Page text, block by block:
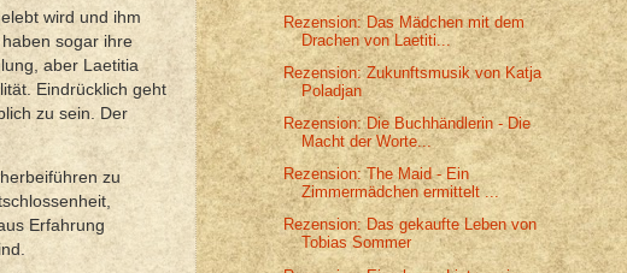
wird und ihm
sogar ihre
aber Laetitia
Eindrücklich geht
zu sein. Der
zu
Erfahrung
Rezension: Das Mädchen mit dem
Drachen von Laetiti...
Rezension: Zukunftsmusik von Katja
Poladjan
Rezension: Die Buchhändlerin - Die
Macht der Worte...
Rezension: The Maid - Ein
Zimmermädchen ermittelt ...
Rezension: Das gekaufte Leben von
Tobias Sommer